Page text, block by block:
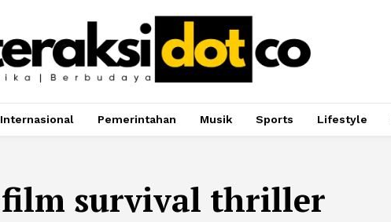
Internasional Pemerintahan Musik Sports Lifestyle
film survival thriller